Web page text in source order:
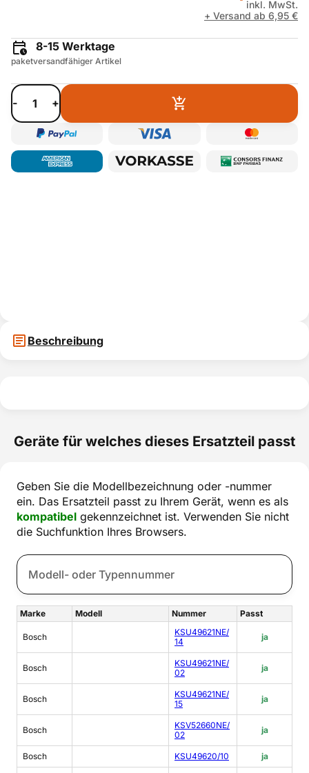
inkl. MwSt.
+ Versand ab 6,95 €
8-15 Werktage
paketversandfähiger Artikel
- +
Beschreibung
Geräte für welches dieses Ersatzteil passt
Geben Sie die Modellbezeichnung oder -nummer
ein. Das Ersatzteil passt zu Ihrem Gerät, wenn es als
kompatibel gekennzeichnet ist. Verwenden Sie nicht
die Suchfunktion Ihres Browsers.
Marke Modell Nummer Passt
Bosch
KSU49621NE/
14
ja
Bosch
KSU49621NE/
02
ja
Bosch
KSU49621NE/
15
ja
Bosch
KSV52660NE/
02
ja
Bosch KSU49620/10 ja